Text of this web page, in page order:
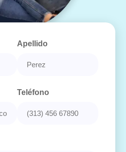
Apellido
Teléfono